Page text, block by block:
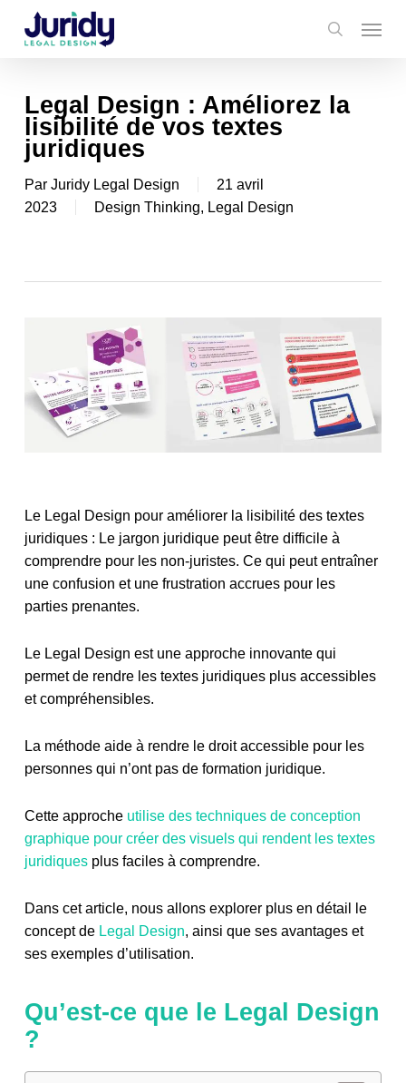
search
Menu
Legal Design : Améliorez la
lisibilité de vos textes
juridiques
Par Juridy Legal Design
21 avril
2023
Design Thinking, Legal Design
Le Legal Design pour améliorer la lisibilité des textes
juridiques : Le jargon juridique peut être difficile à
comprendre pour les non-juristes. Ce qui peut entraîner
une confusion et une frustration accrues pour les
parties prenantes.
Le Legal Design est une approche innovante qui
permet de rendre les textes juridiques plus accessibles
et compréhensibles.
La méthode aide à rendre le droit accessible pour les
personnes qui n’ont pas de formation juridique.
Cette approche utilise des techniques de conception
graphique pour créer des visuels qui rendent les textes
juridiquesplus faciles à comprendre.
Dans cet article, nous allons explorer plus en détail le
concept de Legal Design, ainsi que ses avantages et
ses exemples d’utilisation.
Qu’est-ce que le Legal Design
?